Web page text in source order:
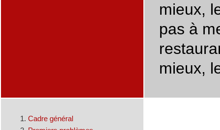
mieux,
pas à
mieux,
Cadre général